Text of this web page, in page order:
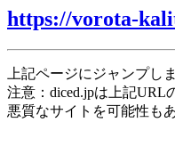
https://vorota-
上記ページにジャンプし
注意：diced.jpは上記URL
悪質なサイトを可能性も